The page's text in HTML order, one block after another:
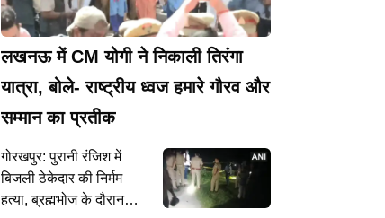
लखनऊ में CM योगी ने निकाली तिरंगा
यात्रा, बोले- राष्ट्रीय ध्वज हमारे गौरव और
सम्मान का प्रतीक
गोरखपुर: पुरानी रंजिश में
बिजली ठेकेदार की निर्मम
हत्या, ब्रह्मभोज के दौरान